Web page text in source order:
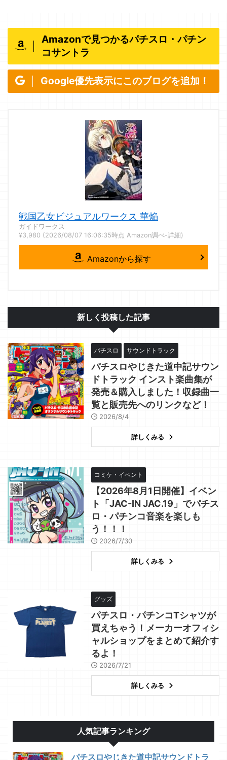
Amazonで見つかるパチスロ・パチン
コサントラ
Google優先表示にこのブログを追加！
戦国乙女ビジュアルワークス 華焔
ガイドワークス
¥3,980 (2026/08/07 16:06:35時点 Amazon調べ-詳細)
Amazonから探す
新しく投稿した記事
パチスロ サウンドトラック
パチスロやじきた道中記サウン
ドトラック インスト楽曲集が
発売＆購入しました！収録曲一
覧と販売先へのリンクなど！
2026/8/4
詳しくみる
コミケ・イベント
【2026年8月1日開催】イベン
ト「JAC-IN JAC.19」でパチス
ロ・パチンコ音楽を楽しも
う！！！
2026/7/30
詳しくみる
グッズ
パチスロ・パチンコTシャツが
買えちゃう！メーカーオフィシ
ャルショップをまとめて紹介す
るよ！
2026/7/21
詳しくみる
人気記事ランキング
パチスロやじきた道中記サウンドトラ